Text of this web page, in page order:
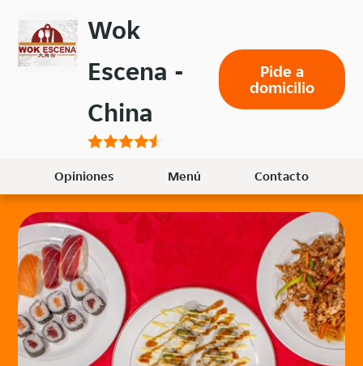
menú
principal
Wok
Escena -
China
Pide a
domicilio
Opiniones Menú Contacto